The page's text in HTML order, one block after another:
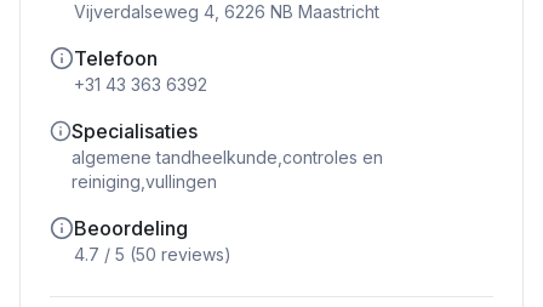
Vijverdalseweg 4, 6226 NB Maastricht
Telefoon
+31 43 363 6392
Specialisaties
algemene tandheelkunde,controles en
reiniging,vullingen
Beoordeling
4.7 / 5 (50 reviews)